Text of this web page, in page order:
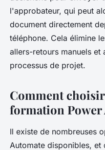
l'approbateur, qui peut
document directement
téléphone. Cela élimine
allers-retours manuels
processus de projet.
Comment
formation Power
Il existe de nombreuses
Automate disponibles,